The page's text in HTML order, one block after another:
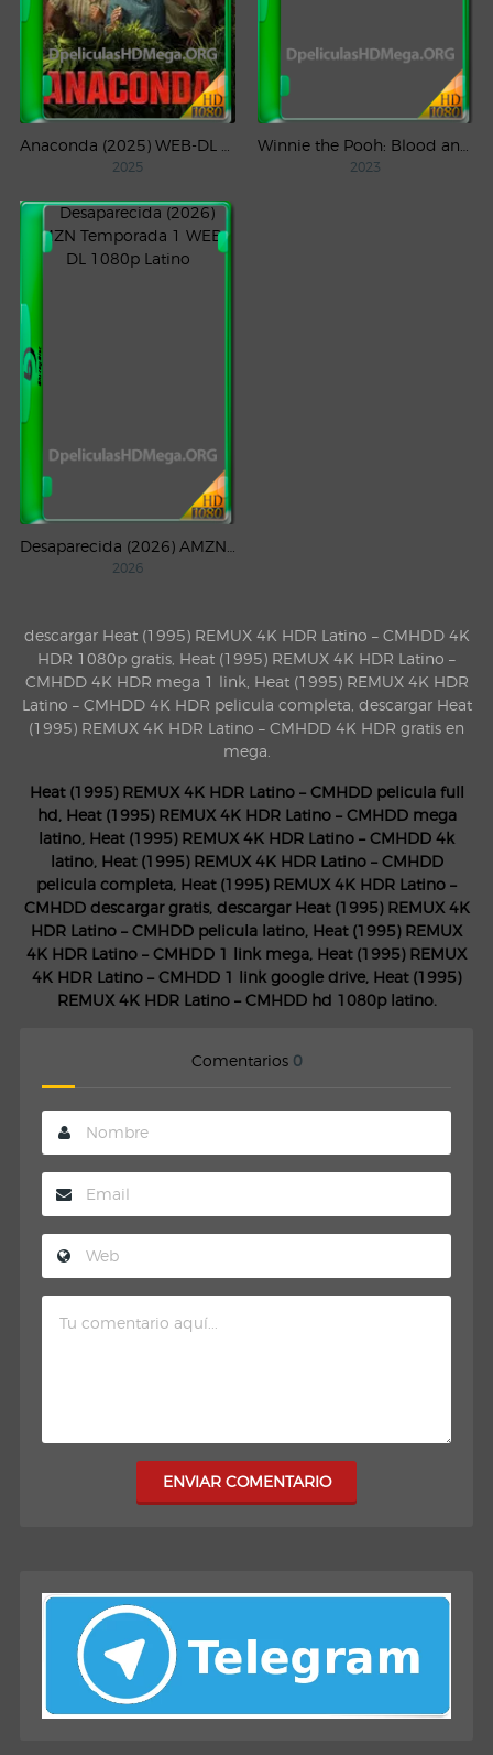
2025 2023
2026
descargar Heat (1995) REMUX 4K HDR Latino – CMHDD 4K
HDR 1080p gratis, Heat (1995) REMUX 4K HDR Latino –
CMHDD 4K HDR mega 1 link, Heat (1995) REMUX 4K HDR
Latino – CMHDD 4K HDR pelicula completa, descargar Heat
(1995) REMUX 4K HDR Latino – CMHDD 4K HDR gratis en
mega.
Heat (1995) REMUX 4K HDR Latino – CMHDD pelicula full
hd, Heat (1995) REMUX 4K HDR Latino – CMHDD mega
latino, Heat (1995) REMUX 4K HDR Latino – CMHDD 4k
latino, Heat (1995) REMUX 4K HDR Latino – CMHDD
pelicula completa, Heat (1995) REMUX 4K HDR Latino –
CMHDD descargar gratis, descargar Heat (1995) REMUX 4K
HDR Latino – CMHDD pelicula latino, Heat (1995) REMUX
4K HDR Latino – CMHDD 1 link mega, Heat (1995) REMUX
4K HDR Latino – CMHDD 1 link google drive, Heat (1995)
REMUX 4K HDR Latino – CMHDD hd 1080p latino.
Comentarios 0
ENVIAR COMENTARIO